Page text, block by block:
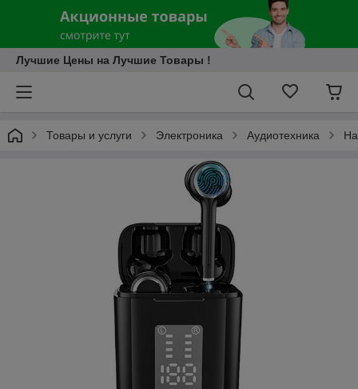
Лучшие Цены на Лучшие Товары !
Товары и услуги Электроника Аудиотехника